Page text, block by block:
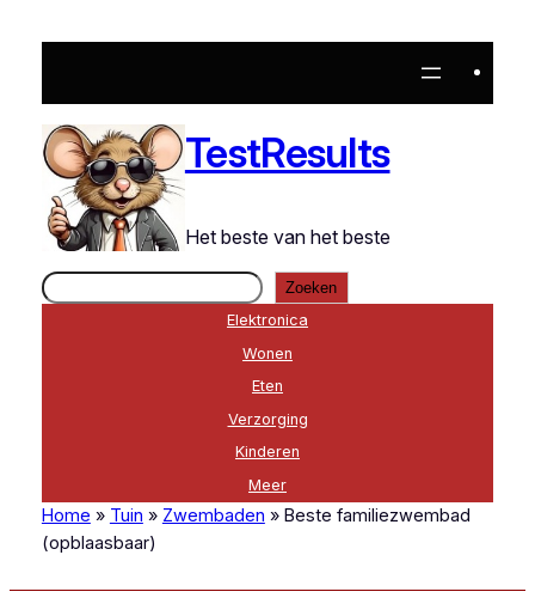
naar
inhoud
TestResults
Het beste van het beste
Zoeken
Zoeken
Elektronica
Wonen
Eten
Verzorging
Kinderen
Meer
Home » Tuin » Zwembaden »Beste familiezwembad
(opblaasbaar)